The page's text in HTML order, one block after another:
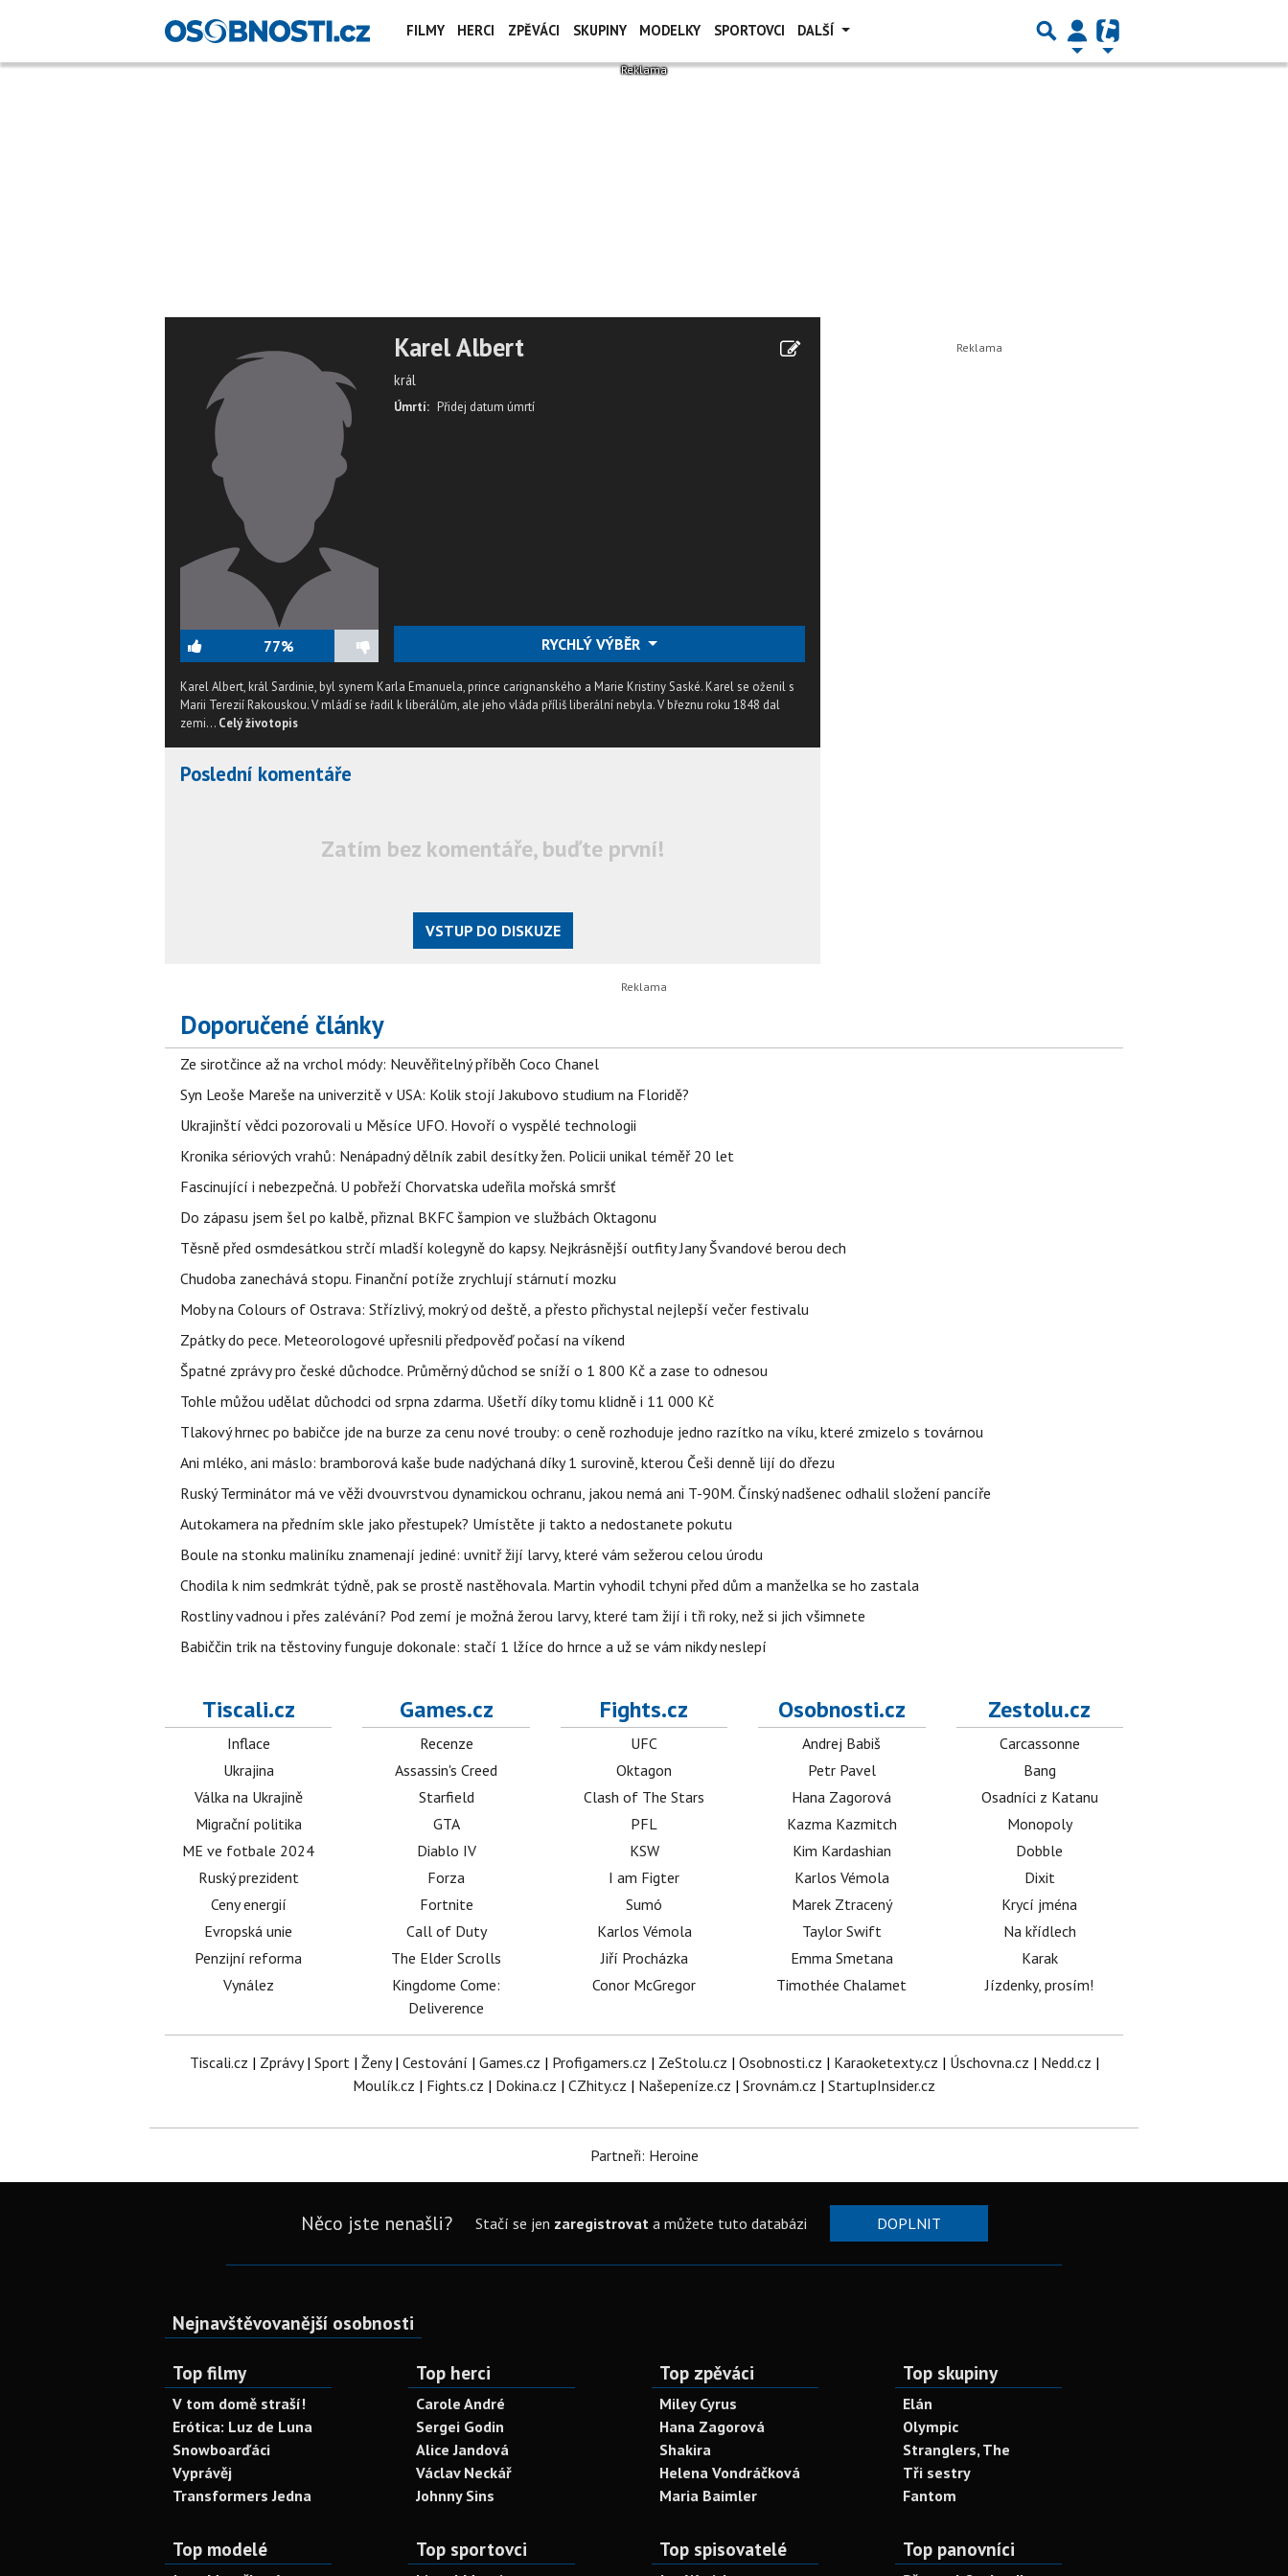
FILMY HERCI ZPĚVÁCI SKUPINY MODELKY SPORTOVCI DALŠÍ
77%
Karel Albert
král
Úmrtí: Přidej datum úmrtí
RYCHLÝ VÝBĚR
Karel Albert, král Sardinie, byl synem Karla Emanuela, prince carignanského a Marie Kristiny Saské. Karel se oženil s
Marii Terezií Rakouskou. V mládí se řadil k liberálům, ale jeho vláda příliš liberální nebyla. V březnu roku 1848 dal
zemi... Celý životopis
Poslední komentáře
Zatím bez komentáře, buďte první!
VSTUP DO DISKUZE
Doporučené články
Ze sirotčince až na vrchol módy: Neuvěřitelný příběh Coco Chanel
Syn Leoše Mareše na univerzitě v USA: Kolik stojí Jakubovo studium na Floridě?
Ukrajinští vědci pozorovali u Měsíce UFO. Hovoří o vyspělé technologii
Kronika sériových vrahů: Nenápadný dělník zabil desítky žen. Policii unikal téměř 20 let
Fascinující i nebezpečná. U pobřeží Chorvatska udeřila mořská smršť
Do zápasu jsem šel po kalbě, přiznal BKFC šampion ve službách Oktagonu
Těsně před osmdesátkou strčí mladší kolegyně do kapsy. Nejkrásnější outfity Jany Švandové berou dech
Chudoba zanechává stopu. Finanční potíže zrychlují stárnutí mozku
Moby na Colours of Ostrava: Střízlivý, mokrý od deště, a přesto přichystal nejlepší večer festivalu
Zpátky do pece. Meteorologové upřesnili předpověď počasí na víkend
Špatné zprávy pro české důchodce. Průměrný důchod se sníží o 1 800 Kč a zase to odnesou
Tohle můžou udělat důchodci od srpna zdarma. Ušetří díky tomu klidně i 11 000 Kč
Tlakový hrnec po babičce jde na burze za cenu nové trouby: o ceně rozhoduje jedno razítko na víku, které zmizelo s továrnou
Ani mléko, ani máslo: bramborová kaše bude nadýchaná díky 1 surovině, kterou Češi denně lijí do dřezu
Ruský Terminátor má ve věži dvouvrstvou dynamickou ochranu, jakou nemá ani T-90M. Čínský nadšenec odhalil složení pancíře
Autokamera na předním skle jako přestupek? Umístěte ji takto a nedostanete pokutu
Boule na stonku maliníku znamenají jediné: uvnitř žijí larvy, které vám sežerou celou úrodu
Chodila k nim sedmkrát týdně, pak se prostě nastěhovala. Martin vyhodil tchyni před dům a manželka se ho zastala
Rostliny vadnou i přes zalévání? Pod zemí je možná žerou larvy, které tam žijí i tři roky, než si jich všimnete
Babiččin trik na těstoviny funguje dokonale: stačí 1 lžíce do hrnce a už se vám nikdy neslepí
Tiscali.cz
Inflace
Ukrajina
Válka na Ukrajině
Migrační politika
ME ve fotbale 2024
Ruský prezident
Ceny energií
Evropská unie
Penzijní reforma
Vynález
Games.cz
Recenze
Assassin's Creed
Starfield
GTA
Diablo IV
Forza
Fortnite
Call of Duty
The Elder Scrolls
Kingdome Come:
Deliverence
Fights.cz
UFC
Oktagon
Clash of The Stars
PFL
KSW
I am Figter
Sumó
Karlos Vémola
Jiří Procházka
Conor McGregor
Osobnosti.cz
Andrej Babiš
Petr Pavel
Hana Zagorová
Kazma Kazmitch
Kim Kardashian
Karlos Vémola
Marek Ztracený
Taylor Swift
Emma Smetana
Timothée Chalamet
Zestolu.cz
Carcassonne
Bang
Osadníci z Katanu
Monopoly
Dobble
Dixit
Krycí jména
Na křídlech
Karak
Jízdenky, prosím!
Tiscali.cz | Zprávy| Sport| Ženy| Cestování | Games.cz | Profigamers.cz | ZeStolu.cz | Osobnosti.cz | Karaoketexty.cz | Úschovna.cz | Nedd.cz |
Moulík.cz | Fights.cz | Dokina.cz | CZhity.cz | Našepeníze.cz | Srovnám.cz | StartupInsider.cz
Partneři: Heroine
Něco jste nenašli? Stačí se jen zaregistrovata můžete tuto databázi DOPLNIT
Nejnavštěvovanější osobnosti
Top filmy
V tom domě straší!
Erótica: Luz de Luna
Snowboarďáci
Vyprávěj
Transformers Jedna
Top herci
Carole André
Sergei Godin
Alice Jandová
Václav Neckář
Johnny Sins
Top zpěváci
Miley Cyrus
Hana Zagorová
Shakira
Helena Vondráčková
Maria Baimler
Top skupiny
Elán
Olympic
Stranglers, The
Tři sestry
Fantom
Top modelé Top sportovci Top spisovatelé Top panovníci